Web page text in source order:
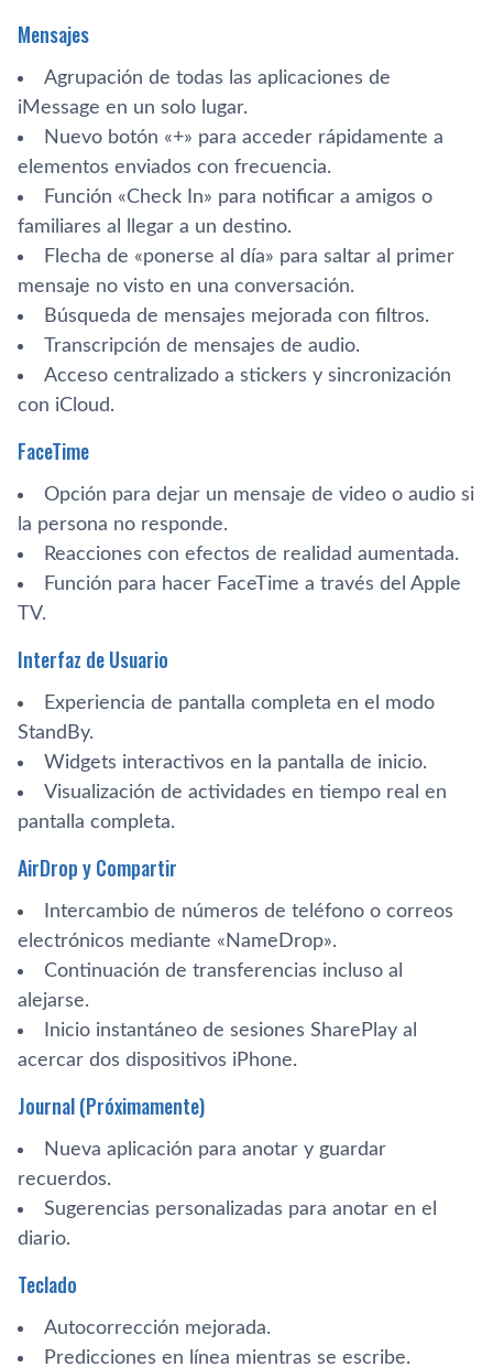
Mensajes
Agrupación de todas las aplicaciones de
iMessage en un solo lugar.
Nuevo botón «+» para acceder rápidamente a
elementos enviados con frecuencia.
Función «Check In» para notificar a amigos o
familiares al llegar a un destino.
Flecha de «ponerse al día» para saltar al primer
mensaje no visto en una conversación.
Búsqueda de mensajes mejorada con filtros.
Transcripción de mensajes de audio.
Acceso centralizado a stickers y sincronización
con iCloud.
FaceTime
Opción para dejar un mensaje de video o audio si
la persona no responde.
Reacciones con efectos de realidad aumentada.
Función para hacer FaceTime a través del Apple
TV.
Interfaz de Usuario
Experiencia de pantalla completa en el modo
StandBy.
Widgets interactivos en la pantalla de inicio.
Visualización de actividades en tiempo real en
pantalla completa.
AirDrop y Compartir
Intercambio de números de teléfono o correos
electrónicos mediante «NameDrop».
Continuación de transferencias incluso al
alejarse.
Inicio instantáneo de sesiones SharePlay al
acercar dos dispositivos iPhone.
Journal (Próximamente)
Nueva aplicación para anotar y guardar
recuerdos.
Sugerencias personalizadas para anotar en el
diario.
Teclado
Autocorrección mejorada.
Predicciones en línea mientras se escribe.